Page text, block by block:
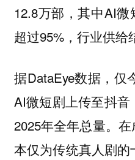
12.8万部，其中AI
超过95%，行业供给
据DataEye数据，仅
AI微短剧上传至抖
2025年全年总量。
本仅为传统真人剧